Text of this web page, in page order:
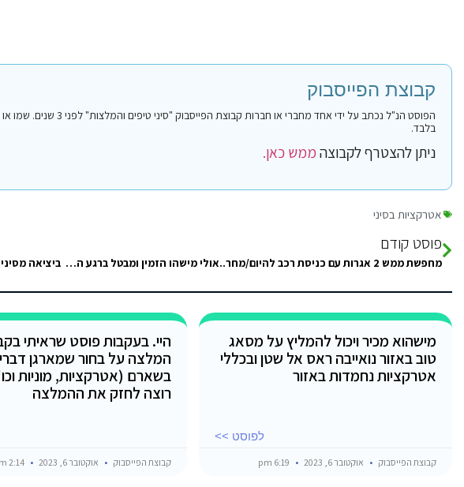
קבוצת הפייסבוק
הפוסט הנ"ל נכתב על ידי
בלבד.
ניתן להצטרף לקבוצהממש כאן.
אטרקציות בסיני
פוסט קודם
מחפשת ממש 2 אגרות עם כניסת רכב להיום/מחר..אולי מישהו הזמין ומבטל ברגע האחרון?? תודה מראש! 0546456241
מישהוא מכיר ויכול להמליץ על מסאג
טוב באזור נואייבה ראס אל שטן ובכללי
אטרקציות נחמדות באזור
לפוסט >>
קבוצת הפייסבוק אוקטובר 6, 2023
היי. בעקבות פוסט שראיתי
המלצה על בחור שמארגן
בשארם (אטרקציות, מוניות
רוצה לחזק את ההמלצה
קבוצת הפייסבוק אוקטובר 6, 2023